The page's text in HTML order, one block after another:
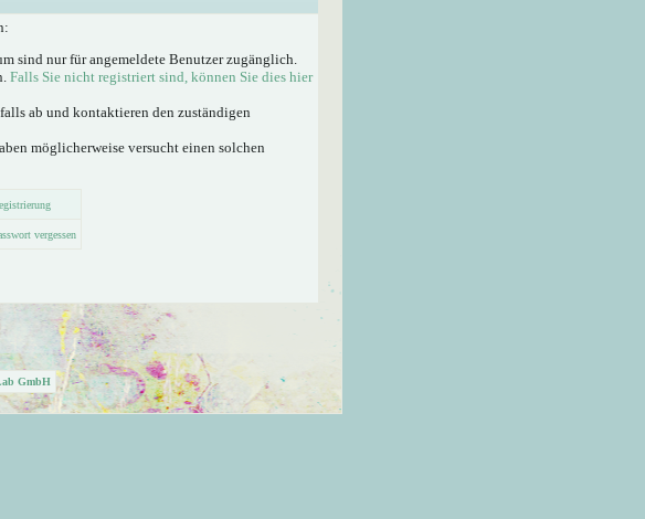
sind nur für angemeldete Benutzer zugänglich.
Falls Sie nicht registriert sind, können Sie dies hier
ab und kontaktieren den zuständigen
möglicherweise versucht einen solchen
vergessen
GmbH